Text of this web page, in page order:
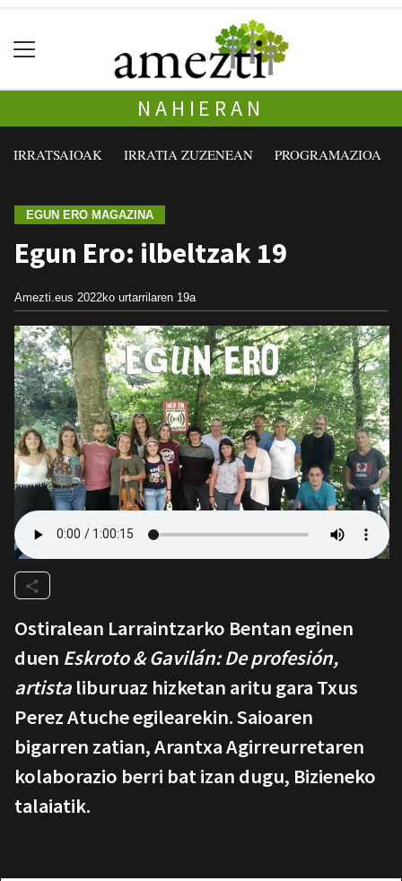
NAHIERAN
IRRATSAIOAK IRRATIA ZUZENEAN PROGRAMAZIOA
EGUN ERO MAGAZINA
Egun Ero: ilbeltzak 19
Amezti.eus 2022ko urtarrilaren 19a
Ostiralean Larraintzarko Bentan eginen
duen Eskroto & Gavilán: De profesión,
artista liburuaz hizketan aritu gara Txus
Perez Atuche egilearekin. Saioaren
bigarren zatian, Arantxa Agirreurretaren
kolaborazio berri bat izan dugu, Bizieneko
talaiatik.